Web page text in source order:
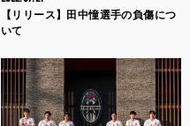
【リリース】田中憧選手の負傷につ
いて